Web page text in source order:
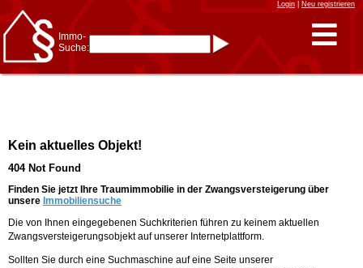
Login| Neu registrieren
Immo-
Suche:
* Suche verfeinern durch
Kombinieren
Frankfurt/Oder
am Main
Immobiliensuche
nach Kreis
nach Amtsgericht
Kein aktuelles Objekt!
404 Not Found
Finden Sie jetzt Ihre Traumimmobilie in der Zwangsversteigerung über
unsere Immobiliensuche
Die von Ihnen eingegebenen Suchkriterien führen zu keinem aktuellen
Zwangsversteigerungsobjekt auf unserer Internetplattform.
Sollten Sie durch eine Suchmaschine auf eine Seite unserer